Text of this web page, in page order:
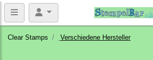
Clear Stamps Verschiedene Hersteller